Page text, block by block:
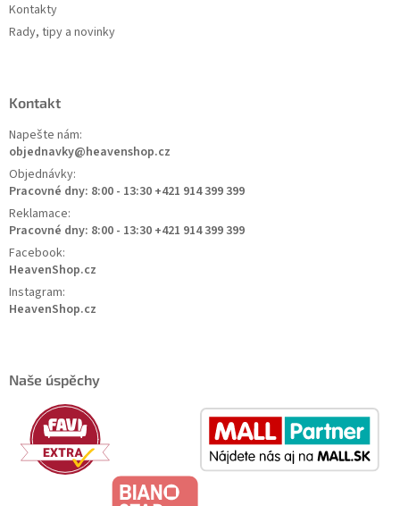
Kontakty
Rady, tipy a novinky
Kontakt
Napešte nám:
objednavky@heavenshop.cz
Objednávky:
Pracovné dny: 8:00 - 13:30 +421 914 399 399
Reklamace:
Pracovné dny: 8:00 - 13:30 +421 914 399 399
Facebook:
HeavenShop.cz
Instagram:
HeavenShop.cz
Naše úspěchy